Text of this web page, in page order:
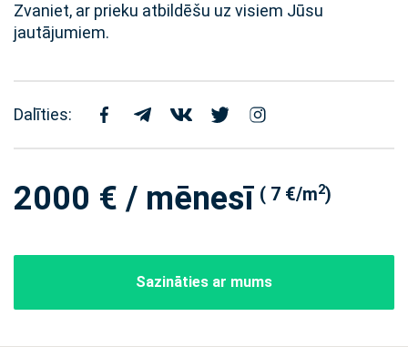
Zvaniet, ar prieku atbildēšu uz visiem Jūsu
jautājumiem.
Dalīties:
2000 € / mēnesī ( 7 €/m2)
Sazināties ar mums